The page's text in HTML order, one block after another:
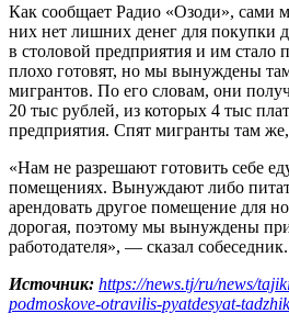
Как сообщает Радио «Озоди», сами
них нет лишних денег для покупки
в столовой предприятия и им стало
плохо готовят, но мы вынуждены
мигрантов. По его словам, они
20 тыс рублей, из которых 4 тыс
предприятия. Спят мигранты там
«Нам не разрешают готовить себе
помещениях. Вынуждают либо
арендовать другое помещение для
дорогая, поэтому мы вынуждены
работодателя», — сказал собеседник.
Источник: https://news.tj/ru/news/
podmoskove-otravilis-pyatdesyat-